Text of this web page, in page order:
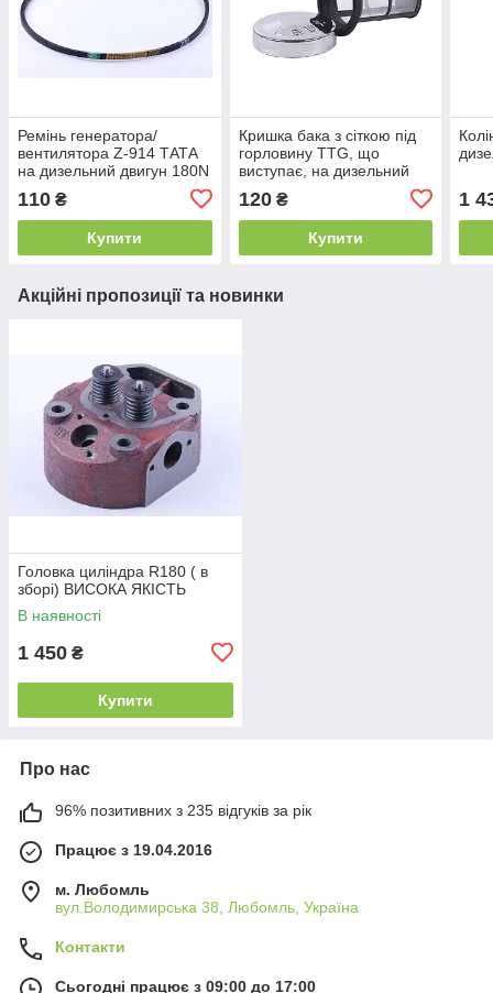
Ремінь генератора/
вентилятора Z-914 ТАТА
на дизельний двигун 180N
110 ₴
Купити
Кришка бака з сіткою під
горловину TTG, що
виступає, на дизельний
120₴
Купити
1
Акційні пропозиції та новинки
Головка циліндра R180 ( в
зборі) ВИСОКА ЯКІСТЬ
В наявності
1 450 ₴
Купити
Про нас
96% позитивних з 235 відгуків за рік
Працює з 19.04.2016
м. Любомль
вул.Володимирська 38, Любомль, Україна
Контакти
Сьогодні працює з 09:00 до 17:00